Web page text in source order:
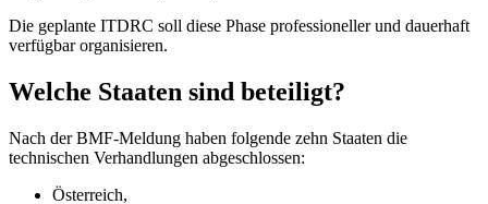
Die geplante ITDRC soll diese Phase professioneller und dauerhaft
verfügbar organisieren.
Welche Staaten sind beteiligt?
Nach der BMF-Meldung haben folgende zehn Staaten die
technischen Verhandlungen abgeschlossen:
Österreich,